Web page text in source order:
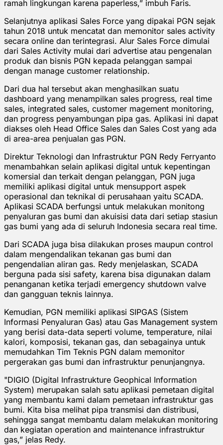
ramah lingkungan karena paperless,” imbuh Faris.
Selanjutnya aplikasi Sales Force yang dipakai PGN sejak
tahun 2018 untuk mencatat dan memonitor sales activity
secara online dan terintegrasi. Alur Sales Force dimulai
dari Sales Activity mulai dari advertise atau pengenalan
produk dan bisnis PGN kepada pelanggan sampai
dengan manage customer relationship.
Dari dua hal tersebut akan menghasilkan suatu
dashboard yang menampilkan sales progress, real time
sales, integrated sales, customer magement monitoring,
dan progress penyambungan pipa gas. Aplikasi ini dapat
diakses oleh Head Office Sales dan Sales Cost yang ada
di area-area penjualan gas PGN.
Direktur Teknologi dan Infrastruktur PGN Redy Ferryanto
menambahkan selain aplikasi digital untuk kepentingan
komersial dan terkait dengan pelanggan, PGN juga
memiliki aplikasi digital untuk mensupport aspek
operasional dan teknikal di perusahaan yaitu SCADA.
Aplikasi SCADA berfungsi untuk melakukan monitong
penyaluran gas bumi dan akuisisi data dari setiap stasiun
gas bumi yang ada di seluruh Indonesia secara real time.
Dari SCADA juga bisa dilakukan proses maupun control
dalam mengendalikan tekanan gas bumi dan
pengendalian aliran gas. Redy menjelaskan, SCADA
berguna pada sisi safety, karena bisa digunakan dalam
penanganan ketika terjadi emergency shutdown valve
dan gangguan teknis lainnya.
Kemudian, PGN memiliki aplikasi SIPGAS (Sistem
Informasi Penyaluran Gas) atau Gas Management system
yang berisi data-data seperti volume, temperature, nilai
kalori, komposisi, tekanan gas, dan sebagainya untuk
memudahkan Tim Teknis PGN dalam memonitor
pergerakan gas bumi dan infrastruktur penunjangnya.
"DIGIO (Digital Infrastrukture Geophical Information
System) merupakan salah satu aplikasi pemetaan digital
yang membantu kami dalam pemetaan infrastruktur gas
bumi. Kita bisa melihat pipa transmisi dan distribusi,
sehingga sangat membantu dalam melakukan monitoring
dan kegiatan operation and maintenance infrastruktur
gas,” jelas Redy.